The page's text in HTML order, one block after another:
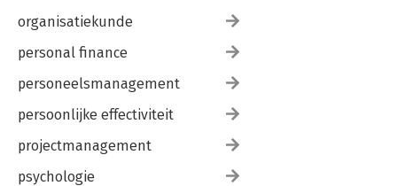
organisatiekunde
personal finance
personeelsmanagement
persoonlijke effectiviteit
projectmanagement
psychologie